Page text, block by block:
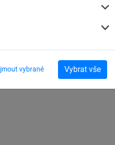
vybrané Vybrat vše